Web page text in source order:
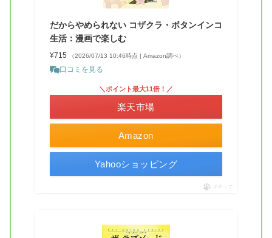
だからやめられない コザクラ・ボタンインコ
生活：漫画で楽しむ
¥715 （2026/07/13 10:46時点 | Amazon調べ）
口コミを見る
Amazon
＼ポイント最大11倍！／
楽天市場
Yahooショッピング
ポチップ